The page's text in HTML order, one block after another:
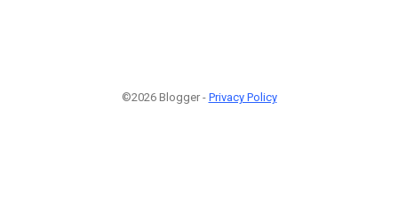
©2026 Blogger - Privacy Policy